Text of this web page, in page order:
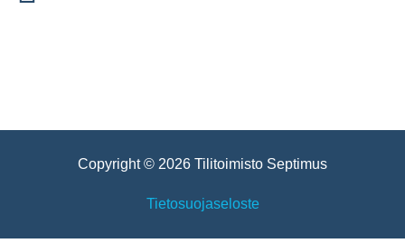
Copyright © 2026 Tilitoimisto Septimus
Tietosuojaseloste